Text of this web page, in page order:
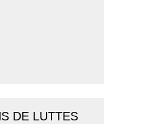
DE LUTTES